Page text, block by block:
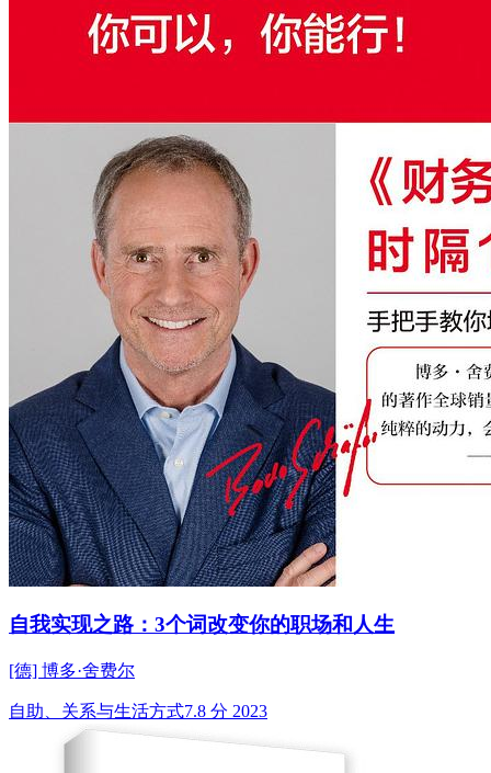
自我实现之路：3个词改变你的职场和人生
[德] 博多·舍费尔
自助、关系与生活方式7.8 分 2023